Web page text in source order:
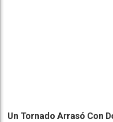
Un Tornado Arrasó Con